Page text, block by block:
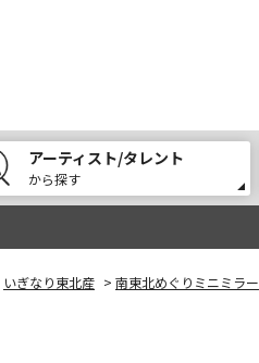
アーティスト/タレント
から探す
いぎなり東北産 > 南東北めぐりミニミラー